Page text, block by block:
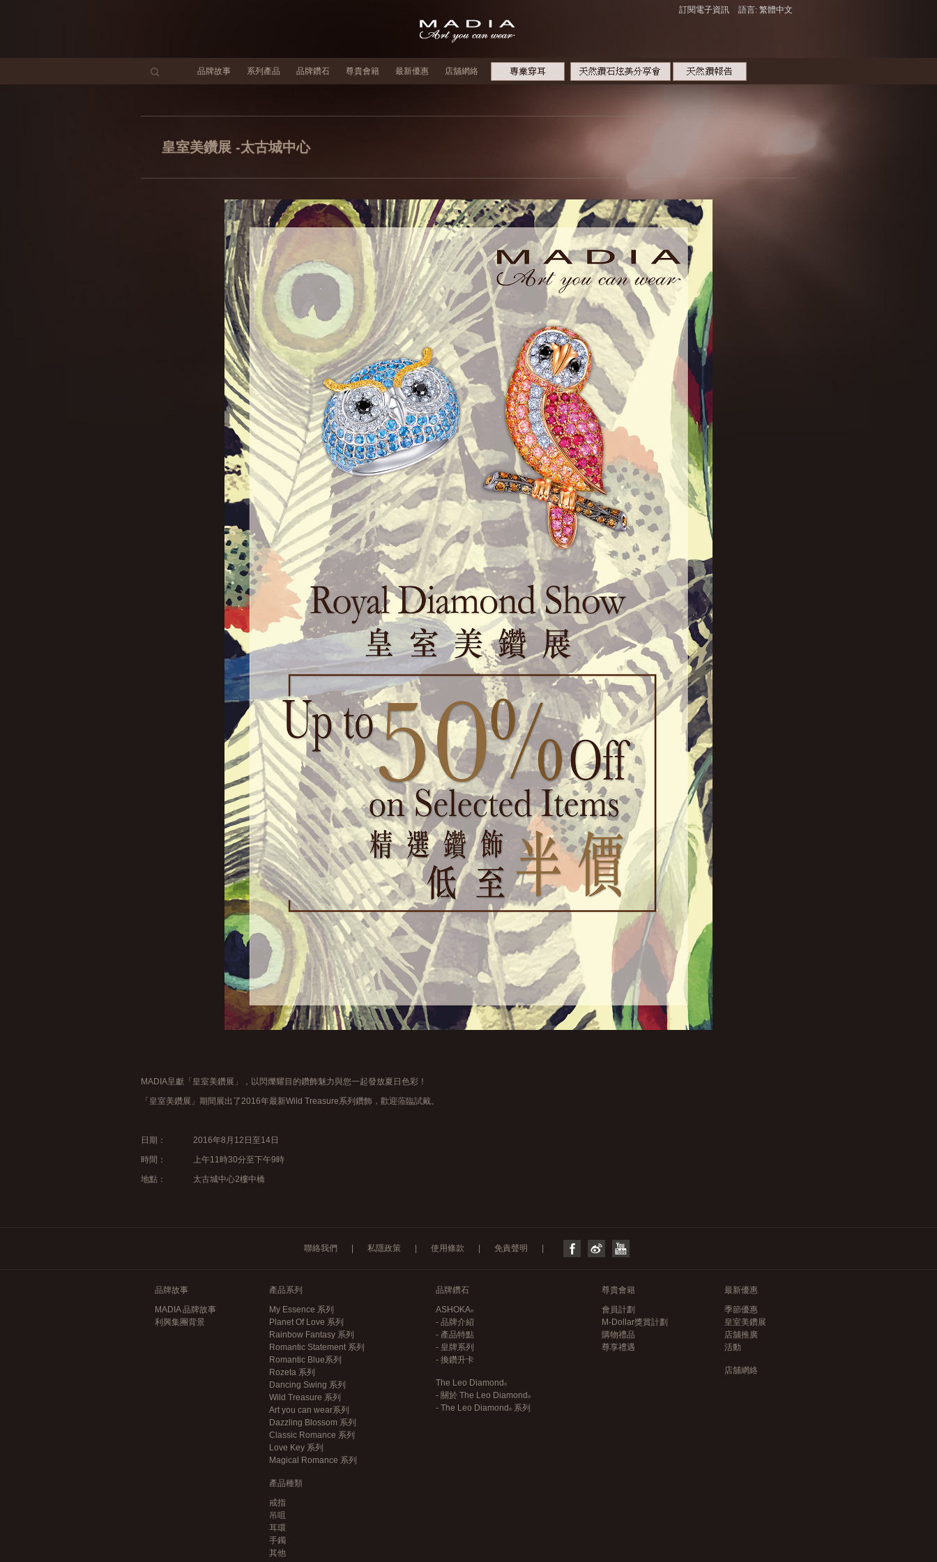
訂閱電子資訊 語言: 繁體中文
品牌故事 系列產品 品牌鑽石 尊貴會籍 最新優惠 店舖網絡
皇室美鑽展 -太古城中心
MADIA呈獻「皇室美鑽展」，以閃爍耀目的鑽飾魅力與您一起發放夏日色彩！
「皇室美鑽展」期間展出了2016年最新Wild Treasure系列鑽飾，歡迎蒞臨試戴。
日期： 2016年8月12日至14日
時間： 上午11時30分至下午9時
地點： 太古城中心2樓中橋
聯絡我們 私隱政策 使用條款 免責聲明
品牌故事
MADIA 品牌故事
利興集團背景
產品系列
My Essence 系列
Planet Of Love 系列
Rainbow Fantasy 系列
Romantic Statement 系列
Romantic Blue系列
Rozeta 系列
Dancing Swing 系列
Wild Treasure 系列
Art you can wear系列
Dazzling Blossom 系列
Classic Romance 系列
Love Key 系列
Magical Romance 系列
產品種類
戒指
吊咀
耳環
手鐲
其他
品牌鑽石
ASHOKA
- 品牌介紹
- 產品特點
- 皇牌系列
- 換鑽升卡
The Leo Diamond
- 關於 The Leo Diamond
- The Leo Diamond 系列
尊貴會籍
會員計劃
M-Dollar獎賞計劃
購物禮品
尊享禮遇
最新優惠
季節優惠
皇室美鑽展
店舖推廣
活動
店舖網絡